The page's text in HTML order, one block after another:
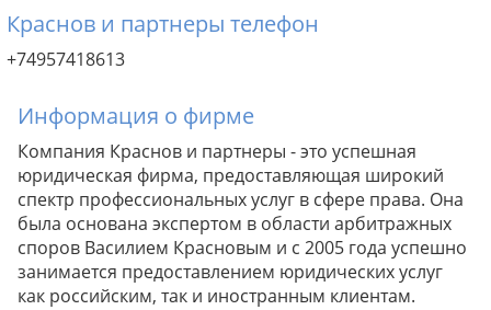
Краснов и партнеры телефон
+74957418613
Информация о фирме
Компания Краснов и партнеры - это успешная
юридическая фирма, предоставляющая широкий
спектр профессиональных услуг в сфере права. Она
была основана экспертом в области арбитражных
споров Василием Красновым и с 2005 года успешно
занимается предоставлением юридических услуг
как российским, так и иностранным клиентам.